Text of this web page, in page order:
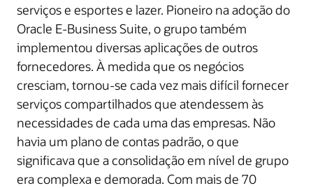
serviços e esportes e lazer. Pioneiro na adoção do
Oracle E-Business Suite, o grupo também
implementou diversas aplicações de outros
fornecedores. À medida que os negócios
cresciam, tornou-se cada vez mais difícil fornecer
serviços compartilhados que atendessem às
necessidades de cada uma das empresas. Não
havia um plano de contas padrão, o que
significava que a consolidação em nível de grupo
era complexa e demorada. Com mais de 70